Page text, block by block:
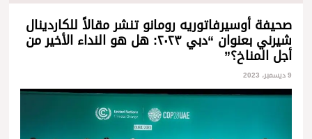
صحيفة أوسيرفاتوريه رومانو تنشر مقالاً للكاردينال
شيرني بعنوان “دبي ٢٠٢٣: هل هو النداء الأخير من
أجل المناخ؟”
9 ديسمبر، 2023